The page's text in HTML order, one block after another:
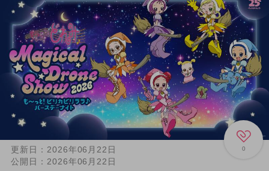
0
更新日： 2026年06月22日
公開日： 2026年06月22日